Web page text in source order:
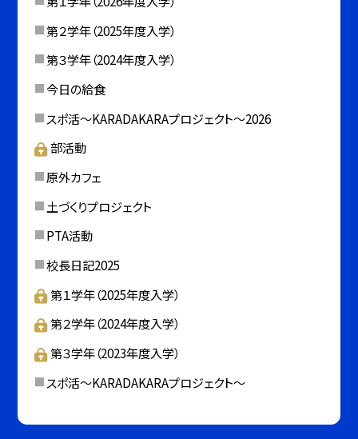
第２学年（2025年度入学）
第３学年（2024年度入学）
今日の給食
スポ活～KARADAKARAプロジェクト～2026
部活動
原外カフェ
土づくりプロジェクト
PTA活動
校長日記2025
第１学年（2025年度入学）
第２学年（2024年度入学）
第３学年（2023年度入学）
スポ活～KARADAKARAプロジェクト～